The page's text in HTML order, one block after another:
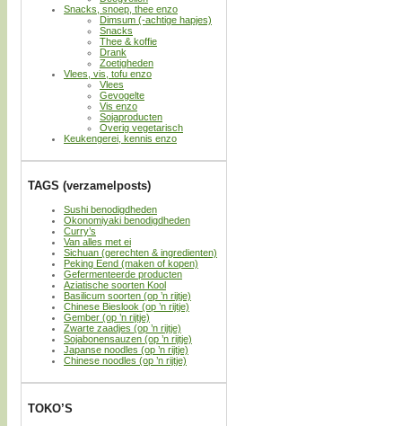
Snacks, snoep, thee enzo
Dimsum (-achtige hapjes)
Snacks
Thee & koffie
Drank
Zoetigheden
Vlees, vis, tofu enzo
Vlees
Gevogelte
Vis enzo
Sojaproducten
Overig vegetarisch
Keukengerei, kennis enzo
TAGS (verzamelposts)
Sushi benodigdheden
Okonomiyaki benodigdheden
Curry’s
Van alles met ei
Sichuan (gerechten & ingredienten)
Peking Eend (maken of kopen)
Gefermenteerde producten
Aziatische soorten Kool
Basilicum soorten (op ’n rijtje)
Chinese Bieslook (op ’n rijtje)
Gember (op ’n rijtje)
Zwarte zaadjes (op ’n rijtje)
Sojabonensauzen (op ’n rijtje)
Japanse noodles (op ’n rijtje)
Chinese noodles (op ’n rijtje)
TOKO’S